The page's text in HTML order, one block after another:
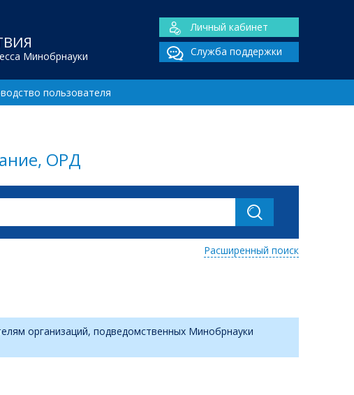
Минобрнауки
Личный кабинет
Служба поддержки
пользователя
ОРД
Расширенный поиск
организаций, подведомственных Минобрнауки